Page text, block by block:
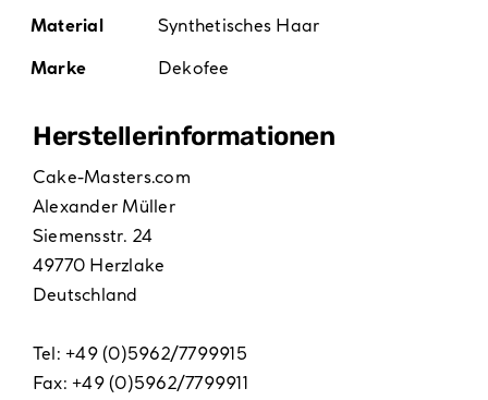
Material
Synthetisches Haar
Marke
Dekofee
Hersteller­informationen
Cake-Masters.com
Alexander Müller
Siemensstr. 24
49770 Herzlake
Deutschland
Tel: +49 (0)5962/7799915
Fax: +49 (0)5962/7799911